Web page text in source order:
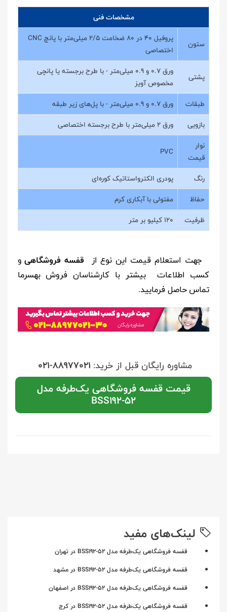
مشخصات فنی
ستون
پروفیل 40 در 80 ضخامت 2/5 میلی‌متر با پانچ CNC
اختصاصی
پشتی
ورق 0.7 و 0.9 میلی‌متر - با طرح برجسته یا پانچی
مخصوص آویز
طبقات
ورق 0.7 و 0.9 میلی‌متر - با پل‌های زیر طبقه
بازویی
ورق 2 میلی‌متر با طرح برجسته اختصاصی
نوار
قیمت
PVC
رنگ
پودری الکترواستاتیک کوره‌ای
حفاظ
مفتولی با آبکاری کرم
ظرفیت
120 کیلیو بر متر
جهت استعلام قیمت این نوع از قفسه فروشگاهی و
کسب اطلاعات بیشتر با کارشناسان فروش بهسرما
تماس حاصل فرمایید.
مشاوره رایگان قبل از خرید: 021-88977021
قیمت قفسه فروشگاهی یک‌طرفه مدل
BSS192-52
لینک‌های مفید
قفسه فروشگاهی یک‌طرفه مدل BSS192-52 در تهران
قفسه فروشگاهی یک‌طرفه مدل BSS192-52 در مشهد
قفسه فروشگاهی یک‌طرفه مدل BSS192-52 در اصفهان
قفسه فروشگاهی یک‌طرفه مدل BSS192-52 در کرج